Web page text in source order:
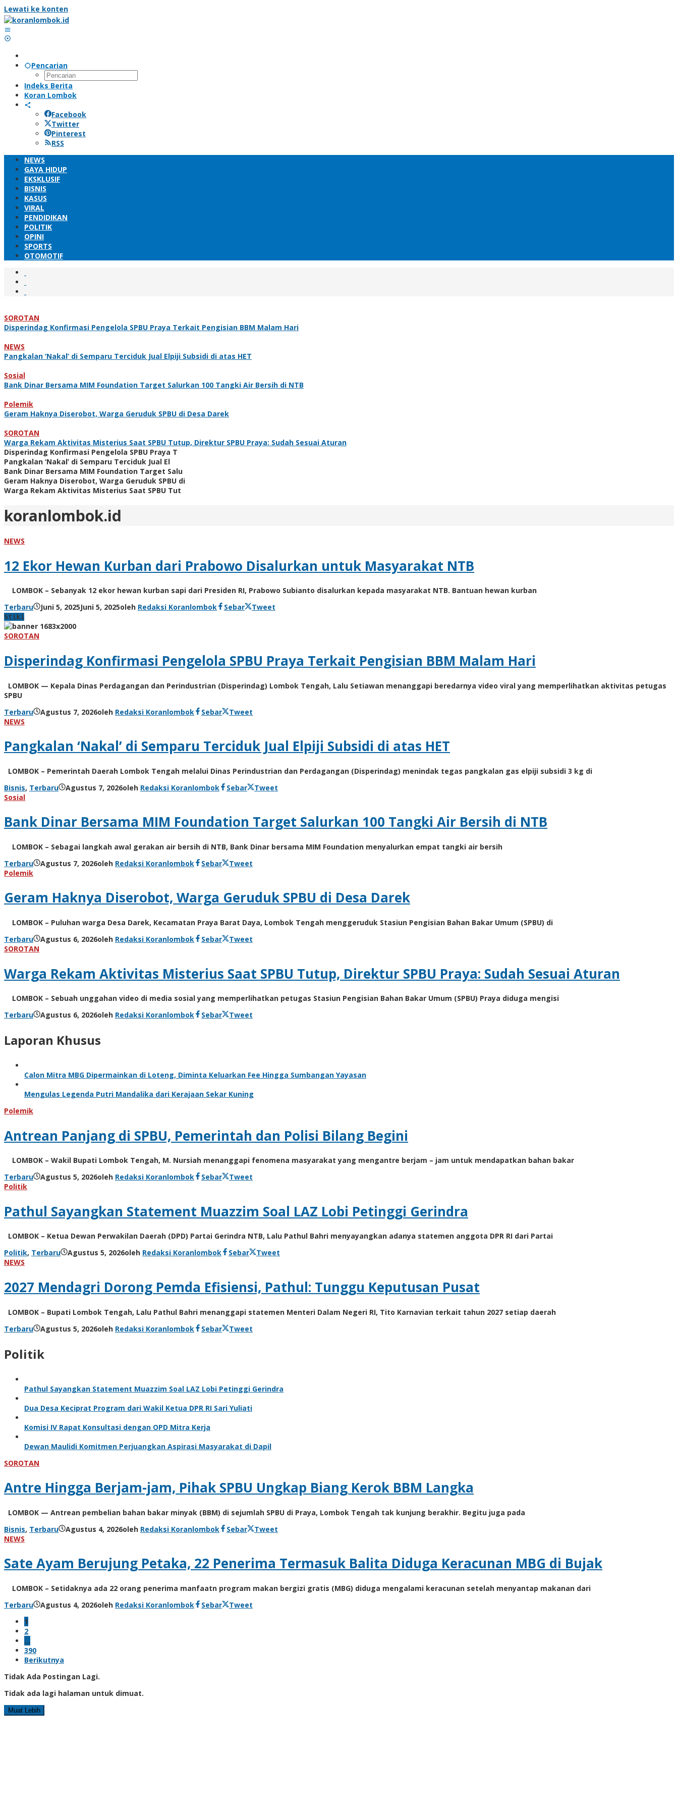
Lewati ke konten
Pencarian
Indeks Berita
Koran Lombok
Facebook
Twitter
Pinterest
RSS
NEWS
GAYA HIDUP
EKSKLUSIF
BISNIS
KASUS
VIRAL
PENDIDIKAN
POLITIK
OPINI
SPORTS
OTOMOTIF
SOROTAN
Disperindag Konfirmasi Pengelola SPBU Praya Terkait Pengisian BBM Malam Hari
NEWS
Pangkalan ‘Nakal’ di Semparu Terciduk Jual Elpiji Subsidi di atas HET
Sosial
Bank Dinar Bersama MIM Foundation Target Salurkan 100 Tangki Air Bersih di NTB
Polemik
Geram Haknya Diserobot, Warga Geruduk SPBU di Desa Darek
SOROTAN
Warga Rekam Aktivitas Misterius Saat SPBU Tutup, Direktur SPBU Praya: Sudah Sesuai Aturan
Disperindag Konfirmasi Pengelola SPBU Praya T
Pangkalan ‘Nakal’ di Semparu Terciduk Jual El
Bank Dinar Bersama MIM Foundation Target Salu
Geram Haknya Diserobot, Warga Geruduk SPBU di
Warga Rekam Aktivitas Misterius Saat SPBU Tut
koranlombok.id
NEWS
12 Ekor Hewan Kurban dari Prabowo Disalurkan untuk Masyarakat NTB
LOMBOK – Sebanyak 12 ekor hewan kurban sapi dari Presiden RI, Prabowo Subianto disalurkan kepada masyarakat NTB. Bantuan hewan kurban
Terbaru
Juni 5, 2025Juni 5, 2025oleh Redaksi Koranlombok Sebar Tweet
Stiki
SOROTAN
Disperindag Konfirmasi Pengelola SPBU Praya Terkait Pengisian BBM Malam Hari
LOMBOK — Kepala Dinas Perdagangan dan Perindustrian (Disperindag) Lombok Tengah, Lalu Setiawan menanggapi beredarnya video viral yang memperlihatkan aktivitas petugas
SPBU
Terbaru
Agustus 7, 2026oleh Redaksi Koranlombok Sebar
Tweet
NEWS
Pangkalan ‘Nakal’ di Semparu Terciduk Jual Elpiji Subsidi di atas HET
LOMBOK – Pemerintah Daerah Lombok Tengah melalui Dinas Perindustrian dan Perdagangan (Disperindag) menindak tegas pangkalan gas elpiji subsidi 3 kg di
Bisnis, Terbaru Agustus 7, 2026oleh Redaksi Koranlombok Sebar
Tweet
Sosial
Bank Dinar Bersama MIM Foundation Target Salurkan 100 Tangki Air Bersih di NTB
LOMBOK – Sebagai langkah awal gerakan air bersih di NTB, Bank Dinar bersama MIM Foundation menyalurkan empat tangki air bersih
Terbaru
Agustus 7, 2026oleh Redaksi Koranlombok Sebar
Tweet
Polemik
Geram Haknya Diserobot, Warga Geruduk SPBU di Desa Darek
LOMBOK – Puluhan warga Desa Darek, Kecamatan Praya Barat Daya, Lombok Tengah menggeruduk Stasiun Pengisian Bahan Bakar Umum (SPBU) di
Terbaru
Agustus 6, 2026oleh Redaksi Koranlombok Sebar
Tweet
SOROTAN
Warga Rekam Aktivitas Misterius Saat SPBU Tutup, Direktur SPBU Praya: Sudah Sesuai Aturan
LOMBOK – Sebuah unggahan video di media sosial yang memperlihatkan petugas Stasiun Pengisian Bahan Bakar Umum (SPBU) Praya diduga mengisi
Terbaru
Agustus 6, 2026oleh Redaksi Koranlombok Sebar Tweet
Laporan Khusus
Calon Mitra MBG Dipermainkan di Loteng, Diminta Keluarkan Fee Hingga Sumbangan Yayasan
Mengulas Legenda Putri Mandalika dari Kerajaan Sekar Kuning
Polemik
Antrean Panjang di SPBU, Pemerintah dan Polisi Bilang Begini
LOMBOK – Wakil Bupati Lombok Tengah, M. Nursiah menanggapi fenomena masyarakat yang mengantre berjam – jam untuk mendapatkan bahan bakar
Terbaru
Agustus 5, 2026oleh Redaksi Koranlombok Sebar
Tweet
Politik
Pathul Sayangkan Statement Muazzim Soal LAZ Lobi Petinggi Gerindra
LOMBOK – Ketua Dewan Perwakilan Daerah (DPD) Partai Gerindra NTB, Lalu Pathul Bahri menyayangkan adanya statemen anggota DPR RI dari Partai
Politik, Terbaru Agustus 5, 2026oleh Redaksi Koranlombok Sebar
Tweet
NEWS
2027 Mendagri Dorong Pemda Efisiensi, Pathul: Tunggu Keputusan Pusat
LOMBOK – Bupati Lombok Tengah, Lalu Pathul Bahri menanggapi statemen Menteri Dalam Negeri RI, Tito Karnavian terkait tahun 2027 setiap daerah
Terbaru
Agustus 5, 2026oleh Redaksi Koranlombok Sebar Tweet
Politik
Pathul Sayangkan Statement Muazzim Soal LAZ Lobi Petinggi Gerindra
Dua Desa Keciprat Program dari Wakil Ketua DPR RI Sari Yuliati
Komisi IV Rapat Konsultasi dengan OPD Mitra Kerja
Dewan Maulidi Komitmen Perjuangkan Aspirasi Masyarakat di Dapil
SOROTAN
Antre Hingga Berjam-jam, Pihak SPBU Ungkap Biang Kerok BBM Langka
LOMBOK — Antrean pembelian bahan bakar minyak (BBM) di sejumlah SPBU di Praya, Lombok Tengah tak kunjung berakhir. Begitu juga pada
Bisnis, Terbaru Agustus 4, 2026oleh Redaksi Koranlombok Sebar
Tweet
NEWS
Sate Ayam Berujung Petaka, 22 Penerima Termasuk Balita Diduga Keracunan MBG di Bujak
LOMBOK – Setidaknya ada 22 orang penerima manfaatn program makan bergizi gratis (MBG) diduga mengalami keracunan setelah menyantap makanan dari
Terbaru
Agustus 4, 2026oleh Redaksi Koranlombok Sebar
Tweet
1
2
…
390
Berikutnya
Tidak Ada Postingan Lagi.
Tidak ada lagi halaman untuk dimuat.
Muat Lebih